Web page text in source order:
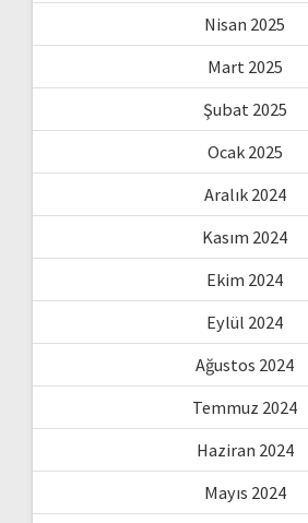
Nisan 2025
Mart 2025
Şubat 2025
Ocak 2025
Aralık 2024
Kasım 2024
Ekim 2024
Eylül 2024
Ağustos 2024
Temmuz 2024
Haziran 2024
Mayıs 2024